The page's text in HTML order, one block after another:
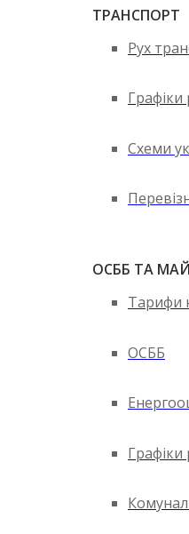
ТРАНСПОРТ
Рух
Графіки
Схеми
ОСББ ТА
Тарифи
ОСББ
Графіки